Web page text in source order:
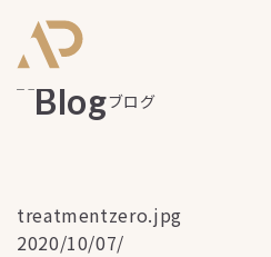
ブログ
treatmentzero.jpg
2020/10/07/